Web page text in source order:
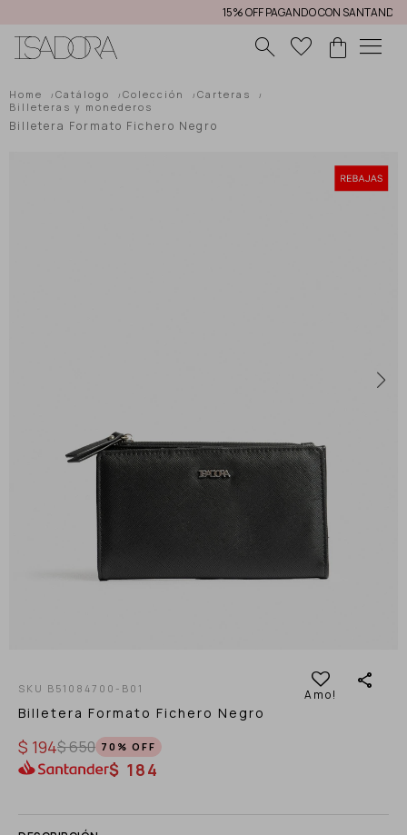
15% OFF PAGANDO CON SANTANDER
menu
Home Catálogo Colección
Carteras
Billeteras y monederos
Billetera Formato Fichero Negro
B51084700-B01
Billetera Formato Fichero Negro
$ 194$650 70
$ 184